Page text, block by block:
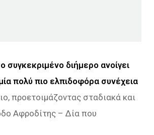
συγκεκριμένο διήμερο ανοίγει
πολύ πιο ελπιδοφόρα συνέχεια
προετοιμάζοντας σταδιακά και
Αφροδίτης – Δία που